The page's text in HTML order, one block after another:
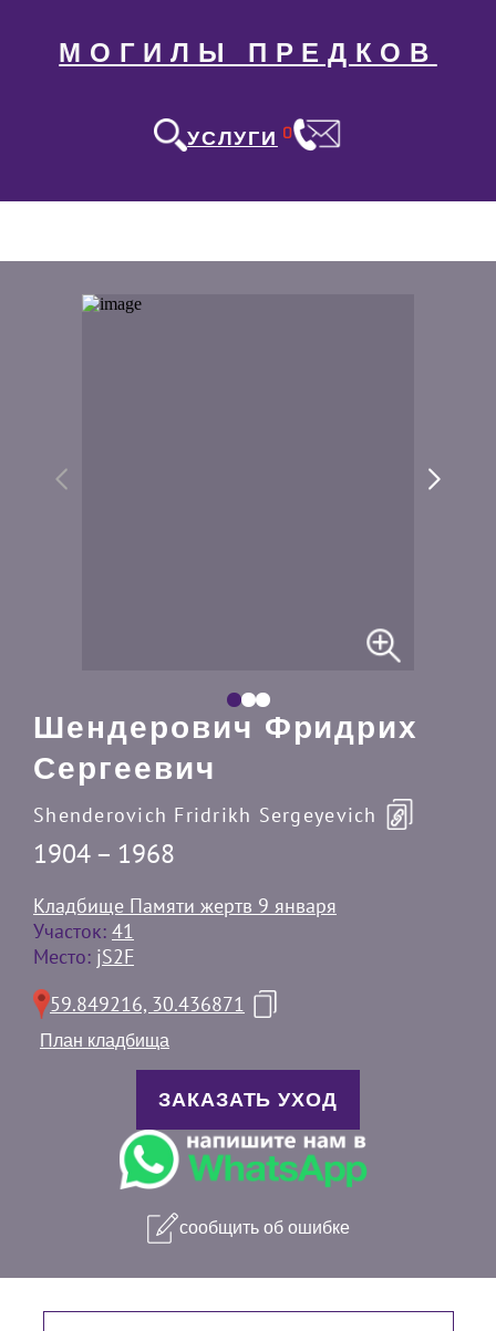
МОГИЛЫ ПРЕДКОВ
УСЛУГИ 0
Шендерович Фридрих
Сергеевич
Shenderovich Fridrikh Sergeyevich
1904 – 1968
Кладбище Памяти жертв 9 января
Участок: 41
Место: jS2F
59.849216, 30.436871
План кладбища
ЗАКАЗАТЬ УХОД
сообщить об ошибке